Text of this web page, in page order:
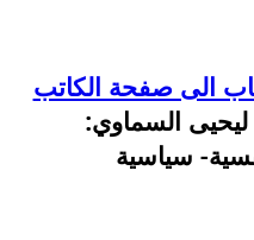
الى صفحة الكاتب
السماوي:
سياسية